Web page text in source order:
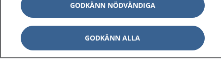
Behandling av personuppgifter
Hantering av kakor
GODKÄNN NÖDVÄNDIGA
GODKÄNN ALLA